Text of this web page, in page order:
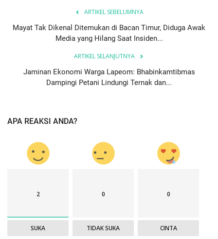
ARTIKEL SEBELUMNYA
Mayat Tak Dikenal Ditemukan di Bacan Timur, Diduga Awak
Media yang Hilang Saat Insiden...
ARTIKEL SELANJUTNYA
Jaminan Ekonomi Warga Lapeom: Bhabinkamtibmas
Dampingi Petani Lindungi Ternak dan...
APA REAKSI ANDA?
2
SUKA
0
TIDAK SUKA
0
CINTA